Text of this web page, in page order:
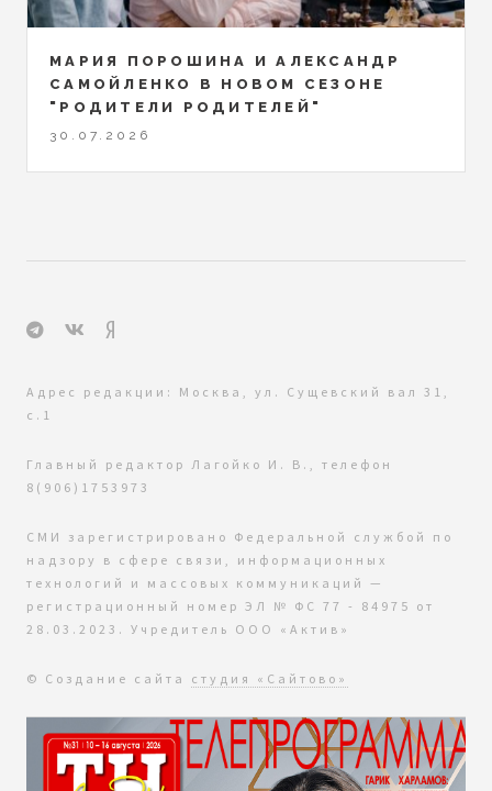
МАРИЯ ПОРОШИНА И АЛЕКСАНДР
САМОЙЛЕНКО В НОВОМ СЕЗОНЕ
"РОДИТЕЛИ РОДИТЕЛЕЙ"
30.07.2026
Адрес редакции: Москва, ул. Сущевский вал 31,
с.1
Главный редактор Лагойко И. В., телефон
8(906)1753973
СМИ зарегистрировано Федеральной службой по
надзору в сфере связи, информационных
технологий и массовых коммуникаций —
регистрационный номер ЭЛ № ФС 77 - 84975 от
28.03.2023. Учредитель ООО «Актив»
© Создание сайта студия «Сайтово»